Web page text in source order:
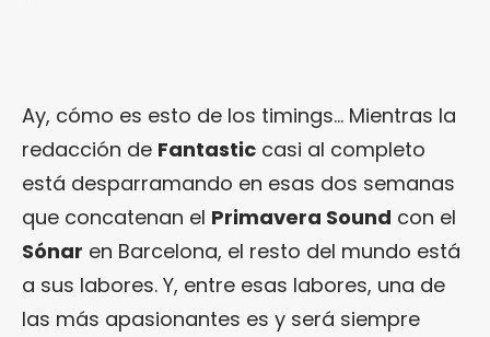
Ay, cómo es esto de los timings… Mientras la
redacción de Fantastic casi al completo
está desparramando en esas dos semanas
que concatenan el Primavera Sound con el
Sónar en Barcelona, el resto del mundo está
a sus labores. Y, entre esas labores, una de
las más apasionantes es y será siempre